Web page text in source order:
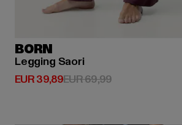
BORN
Legging Saori
EUR 39,89
Huidige prijs: EUR 39,89
EUR 69,99Actieprijs: EUR